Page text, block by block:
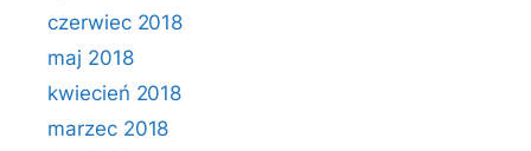
czerwiec 2018
maj 2018
kwiecień 2018
marzec 2018